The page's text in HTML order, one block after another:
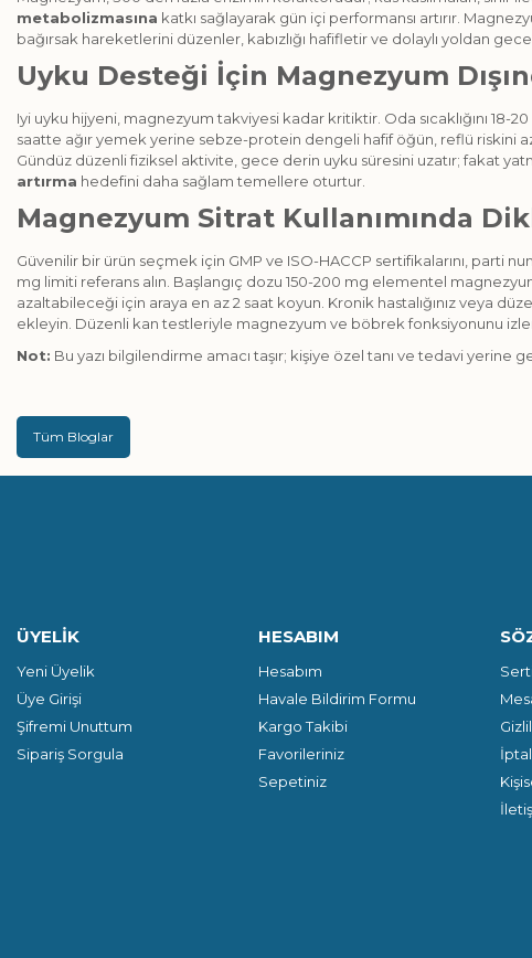
metabolizmasına katkı sağlayarak gün içi performansı artırır.
bağırsak hareketlerini düzenler, kabızlığı hafifletir ve dolaylı yoldan
Uyku Desteği İçin Magnezyum
Iyi uyku hijyeni, magnezyum takviyesi kadar kritiktir. Oda sıcaklığını 18-
saatte ağır yemek yerine sebze-protein dengeli hafif öğün, reflü riskini
Gündüz düzenli fiziksel aktivite, gece derin uyku süresini uzatır; fakat
artırma hedefini daha sağlam temellere oturtur.
Magnezyum Sitrat Kullanımında
Güvenilir bir ürün seçmek için GMP ve ISO-HACCP sertifikalarını, parti
mg limiti referans alın. Başlangıç dozu 150-200 mg elementel
azaltabileceği için araya en az 2 saat koyun. Kronik hastalığınız veya
ekleyin. Düzenli kan testleriyle magnezyum ve böbrek fonksiyonunu
Not: Bu yazı bilgilendirme amacı taşır; kişiye özel tanı ve tedavi
Tüm Bloglar
ÜYELİK
Yeni Üyelik
Üye Girişi
Şifremi Unuttum
Sipariş Sorgula
HESABIM
Hesabım
Havale Bildirim Formu
Kargo Takibi
Favorileriniz
Sepetiniz